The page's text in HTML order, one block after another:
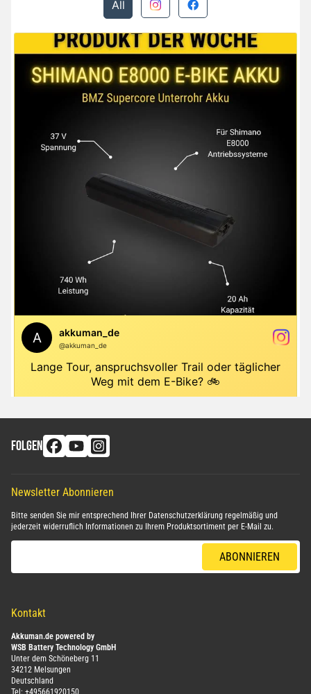
FOLGEN
Newsletter Abonnieren
Bitte senden Sie mir entsprechend Ihrer Datenschutzerklärung regelmäßig und
jederzeit widerruflich Informationen zu Ihrem Produktsortiment per E-Mail zu.
ABONNIEREN
Kontakt
Akkuman.de powered by
WSB Battery Technology GmbH
Unter dem Schöneberg 11
34212 Melsungen
Deutschland
Tel: +495661920150